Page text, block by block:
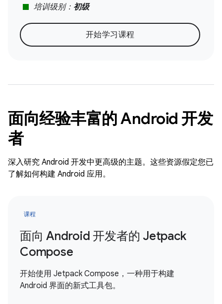
stop 培训级别： 初级
开始学习课程
面向经验丰富的 Android 开发
者
深入研究 Android 开发中更高级的主题。这些资源假定您已
了解如何构建 Android 应用。
课程
面向 Android 开发者的 Jetpack
Compose
开始使用 Jetpack Compose，一种用于构建
Android 界面的新式工具包。